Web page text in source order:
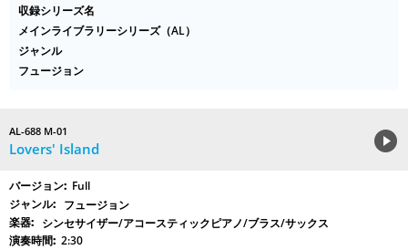
収録シリーズ名
メインライブラリーシリーズ（AL）
ジャンル
フュージョン
AL-688 M-01
Lovers' Island
Full
フュージョン
シンセサイザー/アコースティックピアノ/ブラス/サックス
2:30